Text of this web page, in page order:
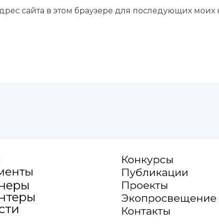
сайта в этом браузере для последующих моих
Конкурсы
Публикации
Проекты
Экопросвещение
Контакты